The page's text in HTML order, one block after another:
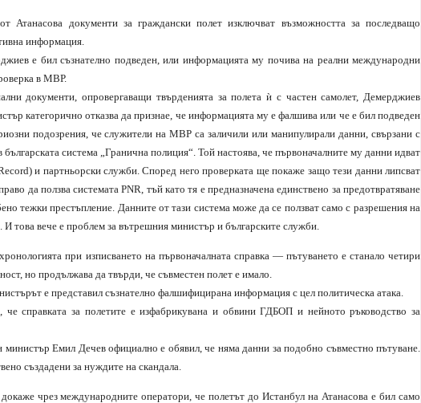
Атанасова документи за граждански полет изключват възможността за последващо
информация.
е бил съзнателно подведен, или информацията му почива на реални международни
в МВР.
документи, опровергаващи твърденията за полета ѝ с частен самолет, Демерджиев
категорично отказва да признае, че информацията му е фалшива или че е бил подведен
подозрения, че служители на МВР са заличили или манипулирали данни, свързани с
система „Гранична полиция“. Той настоява, че първоначалните му данни идват
и партньорски служби. Според него проверката ще покаже защо тези данни липсват
да ползва системата PNR, тъй като тя е предназначена единствено за предотвратяване
тежки престъпление. Данните от тази система може да се ползват само с разрешения на
това вече е проблем за вътрешния министър и българските служби.
при изписването на първоначалната справка — пътуването е станало четири
но продължава да твърди, че съвместен полет е имало.
е представил съзнателно фалшифицирана информация с цел политическа атака.
справката за полетите е изфабрикувана и обвини ГДБОП и нейното ръководство за
Емил Дечев официално е обявил, че няма данни за подобно съвместно пътуване.
създадени за нуждите на скандала.
чрез международните оператори, че полетът до Истанбул на Атанасова е бил само